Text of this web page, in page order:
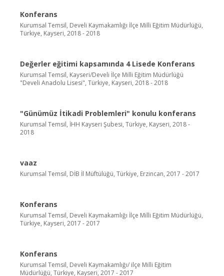
Konferans
Kurumsal Temsil, Develi Kaymakamlığı İlçe Milli Eğitim Müdürlüğü,
Türkiye, Kayseri, 2018 - 2018
Değerler eğitimi kapsamında 4 Lisede Konferans
Kurumsal Temsil, Kayseri/Develi İlçe Milli Eğitim Müdürlüğü
"Develi Anadolu Lisesi", Türkiye, Kayseri, 2018 - 2018
"Günümüz İtikadi Problemleri" konulu konferans
Kurumsal Temsil, İHH Kayseri Şubesi, Türkiye, Kayseri, 2018 -
2018
vaaz
Kurumsal Temsil, DİB İl Müftülüğü, Türkiye, Erzincan, 2017 - 2017
Konferans
Kurumsal Temsil, Develi Kaymakamlığı İlçe Milli Eğitim Müdürlüğü,
Türkiye, Kayseri, 2017 - 2017
Konferans
Kurumsal Temsil, Develi Kaymakamlığı/ ilçe Milli Eğitim
Müdürlüğü, Türkiye, Kayseri, 2017 - 2017